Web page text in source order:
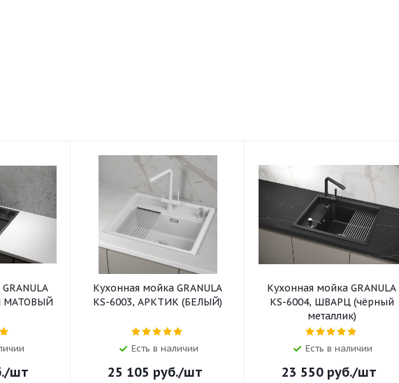
МАТОВЫЙ
/шт
Кухонная мойка GRANULA
KS-6003, АРКТИК (БЕЛЫЙ)
Есть в наличии
25 105 руб./шт
Кухонная мойка GRANULA
KS-6004, ШВАРЦ (чёрный
металлик)
Есть в наличии
23 550 руб./шт